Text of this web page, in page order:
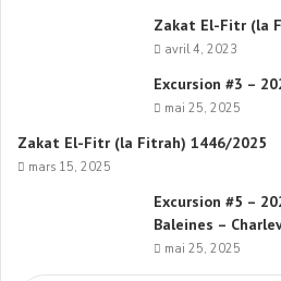
Zakat El-Fitr (la
avril 4, 2023
Excursion #3 –
mai 25, 2025
Zakat El-Fitr (la Fitrah) 1446/2025
mars 15, 2025
Excursion #5 –
Baleines –
mai 25, 2025